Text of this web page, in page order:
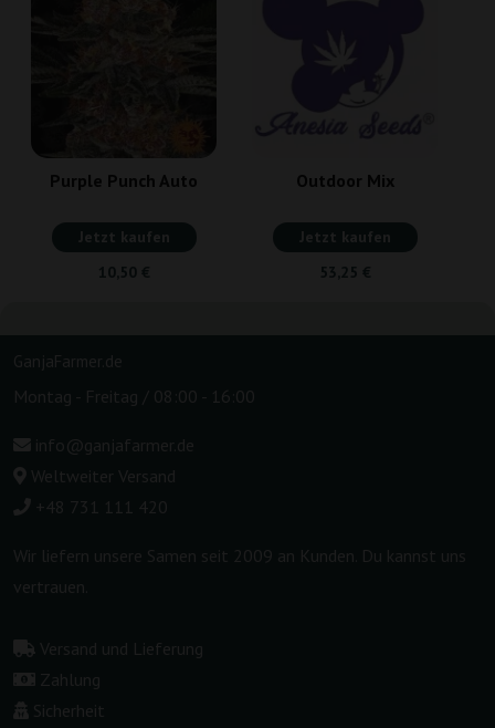
Purple Punch Auto
Jetzt kaufen
10,50 €
Outdoor Mix
Jetzt kaufen
53,25 €
GanjaFarmer.de
Montag - Freitag / 08:00 - 16:00
info@ganjafarmer.de
Weltweiter Versand
+48 731 111 420
Wir liefern unsere Samen seit 2009 an Kunden. Du kannst uns
vertrauen.
Versand und Lieferung
Zahlung
Sicherheit